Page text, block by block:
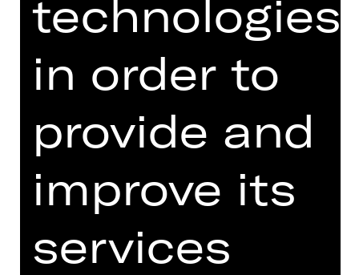
mit Antidiskriminierungstrainer*in
Francis Seeck
Saturday, 11/11/2023
05.00 PM
im Rahmen von Import/Export:
Klasse!
Meeting Place Schauspielhaus
Dates and cast
technologies
in order to
provide and
improve its
services